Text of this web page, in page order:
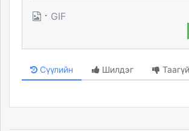
· GIF
Сүүлийн Шилдэг Таагүй